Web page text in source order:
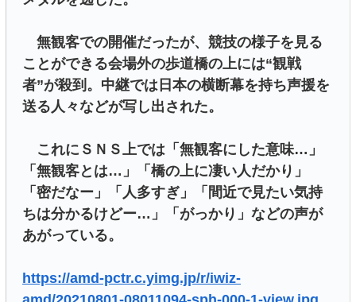
無観客での開催だったが、競技の様子を見る
ことができる会場外の歩道橋の上には“観戦
者”が殺到。中継では日本の横断幕を持ち声援を
送る人々などが写し出された。
これにＳＮＳ上では「無観客にした意味…」
「無観客とは…」「橋の上に凄い人だかり」
「密だなー」「人多すぎ」「間近で見たい気持
ちは分かるけどー…」「がっかり」などの声が
あがっている。
https://amd-pctr.c.yimg.jp/r/iwiz-